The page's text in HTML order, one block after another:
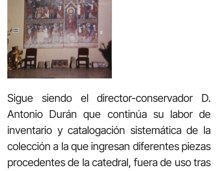
Sigue siendo el director-conservador D.
Antonio Durán que continúa su labor de
inventario y catalogación sistemática de la
colección a la que ingresan diferentes piezas
procedentes de la catedral, fuera de uso tras